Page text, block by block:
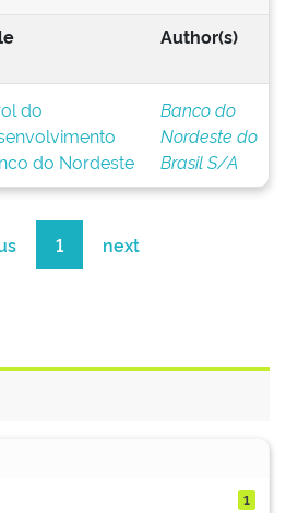
Author(s)
do
do Nordeste
Banco do
Nordeste do
Brasil S/A
1 next
1